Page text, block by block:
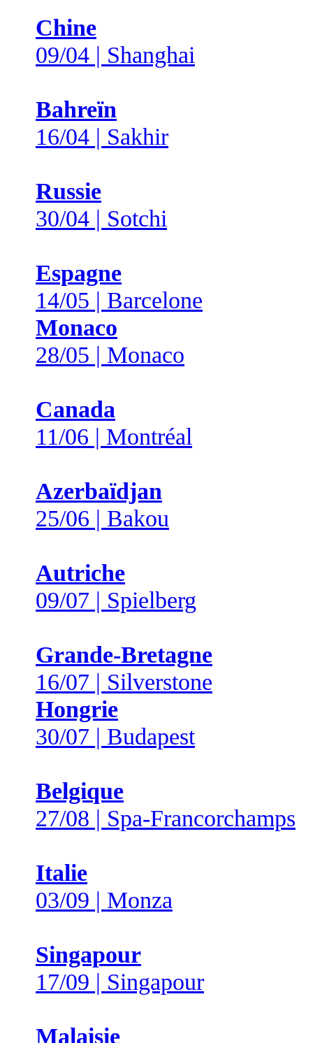
Chine
09/04 | Shanghai
Bahreïn
16/04 | Sakhir
Russie
30/04 | Sotchi
Espagne
14/05 | Barcelone
Monaco
28/05 | Monaco
Canada
11/06 | Montréal
Azerbaïdjan
25/06 | Bakou
Autriche
09/07 | Spielberg
Grande-Bretagne
16/07 | Silverstone
Hongrie
30/07 | Budapest
Belgique
27/08 | Spa-Francorchamps
Italie
03/09 | Monza
Singapour
17/09 | Singapour
Malaisie